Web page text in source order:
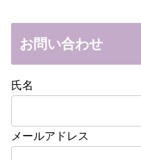
お問い合わせ
氏名
メールアドレス